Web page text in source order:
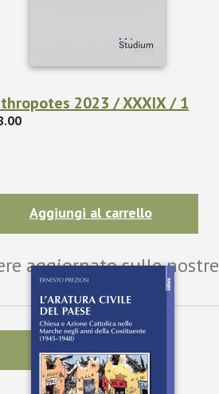
2023 / XXXIX / 1
Aggiungi al carrello
aggiornato sulle nostre